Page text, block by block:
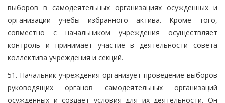
выборов в самодеятельных организациях осужденных и
организации учебы избранного актива. Кроме того,
совместно с начальником учреждения осуществляет
контроль и принимает участие в деятельности совета
коллектива учреждения и секций.
51. Начальник учреждения организует проведение выборов
руководящих органов самодеятельных организаций
осужденных и создает условия для их деятельности. Он